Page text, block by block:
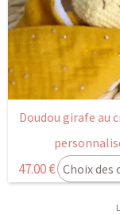
Doudou girafe au
47.00€ Choix des